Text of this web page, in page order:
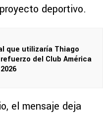
deportivo.
que utilizaría Thiago
del Club América
el mensaje deja